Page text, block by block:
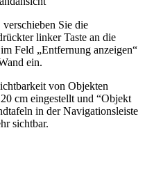
Sie die
linker Taste an die
Feld „Entfernung anzeigen“
ein.
von Objekten
cm eingestellt und “Objekt
in der Navigationsleiste
sichtbar.